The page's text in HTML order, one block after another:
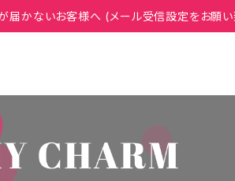
かないお客様へ (メール受信設定をお願い